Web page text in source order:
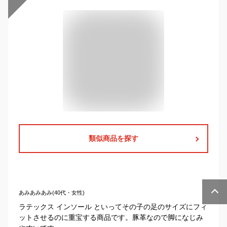
類似商品を探す
あみあみあみ(40代・女性)
ラテックス インソール といってその子の足のサイズにフィ
ットさせるのに重宝する商品です。豚革なので脚になじみ